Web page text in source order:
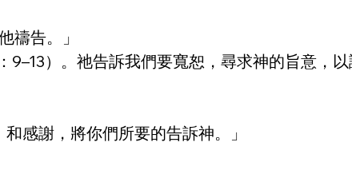
禱告。」
）。祂告訴我們要寬恕，尋求神的旨意，
感謝，將你們所要的告訴神。」